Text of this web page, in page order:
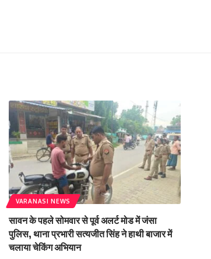
VARANASI NEWS
सावन के पहले सोमवार से पूर्व अलर्ट मोड में जंसा
पुलिस, थाना प्रभारी सत्यजीत सिंह ने हाथी बाजार में
चलाया चेकिंग अभियान